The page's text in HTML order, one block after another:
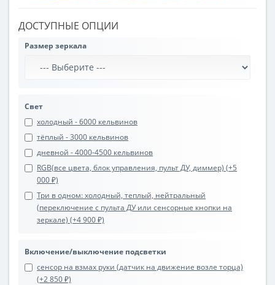
ДОСТУПНЫЕ ОПЦИИ
Размер зеркала
Свет
холодный - 6000 кельвинов
тёплый - 3000 кельвинов
дневной - 4000-4500 кельвинов
RGB(все цвета, блок управления, пульт ДУ, диммер) (+5
000 ₽)
Три в одном: холодный, теплый, нейтральный
(переключение с пульта ДУ или сенсорные кнопки на
зеркале) (+4 900 ₽)
Включение/выключение подсветки
сенсор на взмах руки (датчик на движение возле торца)
(+2 850 ₽)